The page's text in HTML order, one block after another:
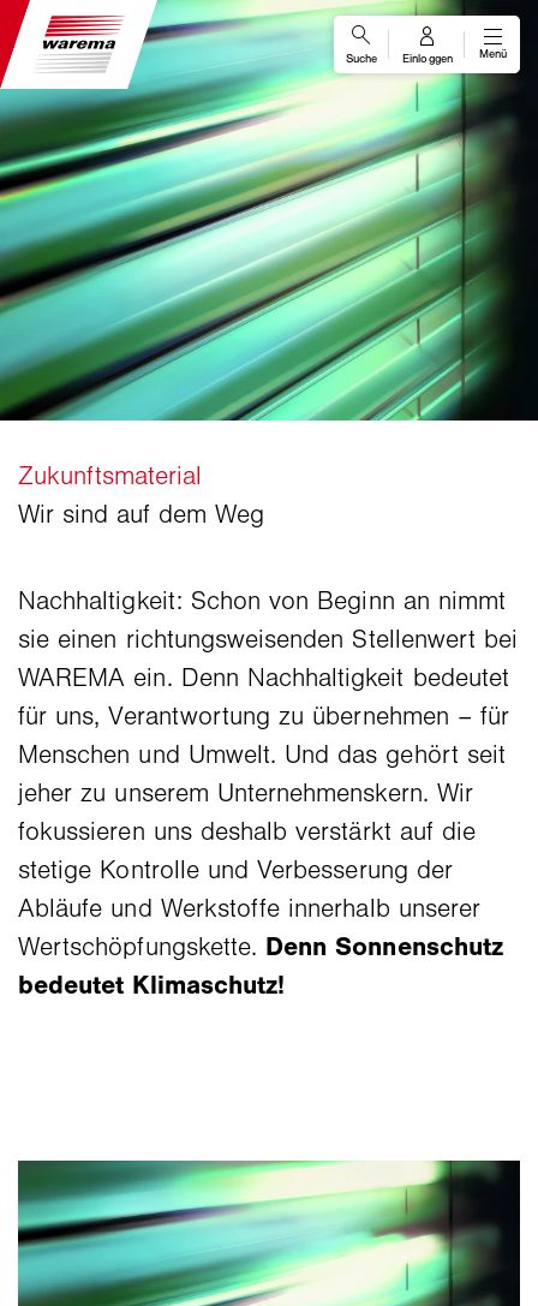
Nachhaltigkeit: Schon von Beginn an nimmt
sie einen richtungsweisenden Stellenwert bei
WAREMA ein. Denn Nachhaltigkeit bedeutet
für uns, Verantwortung zu übernehmen – für
Menschen und Umwelt. Und das gehört seit
jeher zu unserem Unternehmenskern. Wir
fokussieren uns deshalb verstärkt auf die
stetige Kontrolle und Verbesserung der
Abläufe und Werkstoffe innerhalb unserer
Wertschöpfungskette. Denn Sonnenschutz
bedeutet Klimaschutz!